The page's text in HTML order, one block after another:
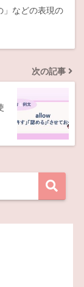
」などの表現の
次の記事